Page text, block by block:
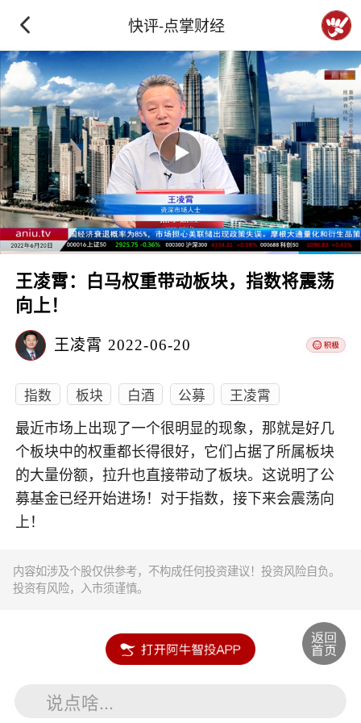
快评-点掌财经
王凌霄：白马权重带动板块，指数将震荡
向上！
王凌霄 2022-06-20
指数 板块 白酒 公募 王凌霄
最近市场上出现了一个很明显的现象，那就是好几
个板块中的权重都长得很好，它们占据了所属板块
的大量份额，拉升也直接带动了板块。这说明了公
募基金已经开始进场！对于指数，接下来会震荡向
上！
内容如涉及个股仅供参考，不构成任何投资建议！投资风险自负。
投资有风险，入市须谨慎。
说点啥...